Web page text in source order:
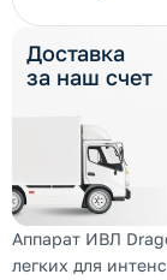
Доставка
за наш счет
Аппарат ИВЛ
легких для